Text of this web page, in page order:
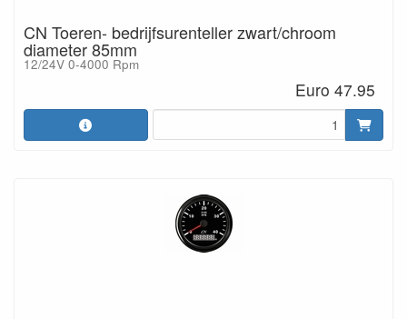
CN Toeren- bedrijfsurenteller zwart/chroom
diameter 85mm
12/24V 0-4000 Rpm
Euro 47.95